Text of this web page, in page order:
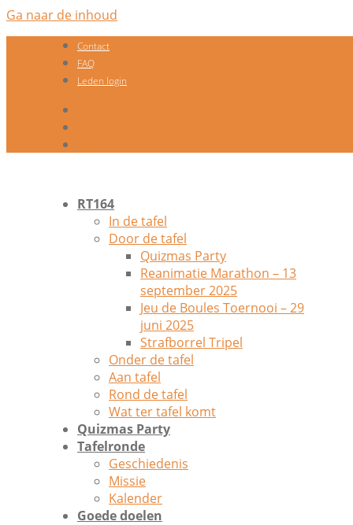
Ga naar de inhoud
Contact
FAQ
Leden login
RT164
In de tafel
Door de tafel
Quizmas Party
Reanimatie Marathon – 13
september 2025
Jeu de Boules Toernooi – 29
juni 2025
Strafborrel Tripel
Onder de tafel
Aan tafel
Rond de tafel
Wat ter tafel komt
Quizmas Party
Tafelronde
Geschiedenis
Missie
Kalender
Goede doelen